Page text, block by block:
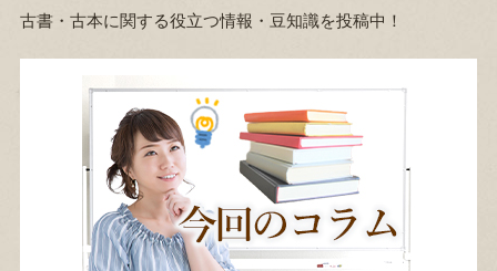
古書・古本に関する役立つ情報・豆知識を投稿中！